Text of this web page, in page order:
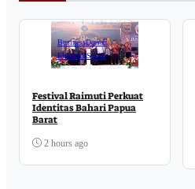
BusinessDaerah
EkonomiSosial
Festival Raimuti Perkuat
Identitas Bahari Papua
Barat
2 hours ago